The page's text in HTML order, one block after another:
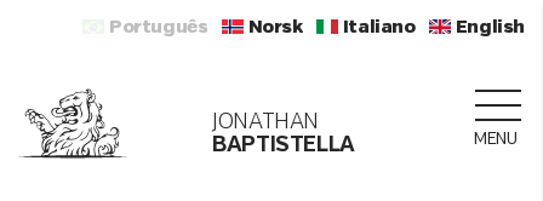
Português Norsk Italiano English
JONATHAN
BAPTISTELLA
MENU